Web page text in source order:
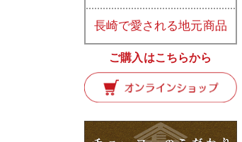
長崎で愛される地元商品
ご購入はこちらから